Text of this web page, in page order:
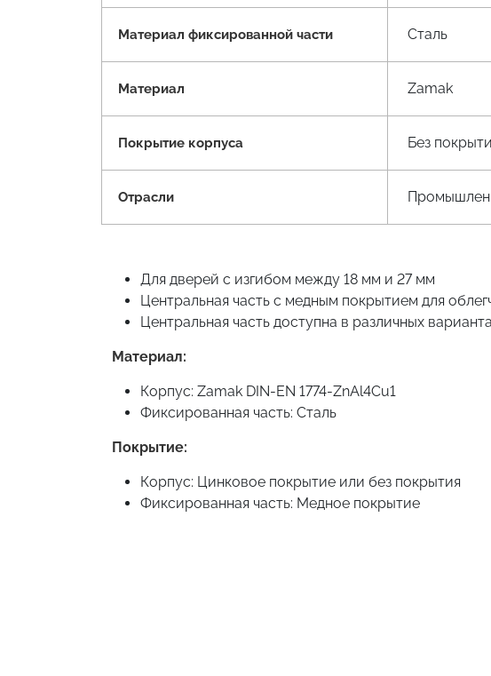
Материал фиксированной части Сталь
Материал Zamak
Покрытие корпуса Без
Отрасли
Для дверей с изгибом между 18 мм и 27 мм
Центральная часть с медным покрытием для
Центральная часть доступна в различных
Материал:
Корпус: Zamak DIN-EN 1774-ZnAl4Cu1
Фиксированная часть: Сталь
Покрытие:
Корпус: Цинковое покрытие или без покрытия
Фиксированная часть: Медное покрытие